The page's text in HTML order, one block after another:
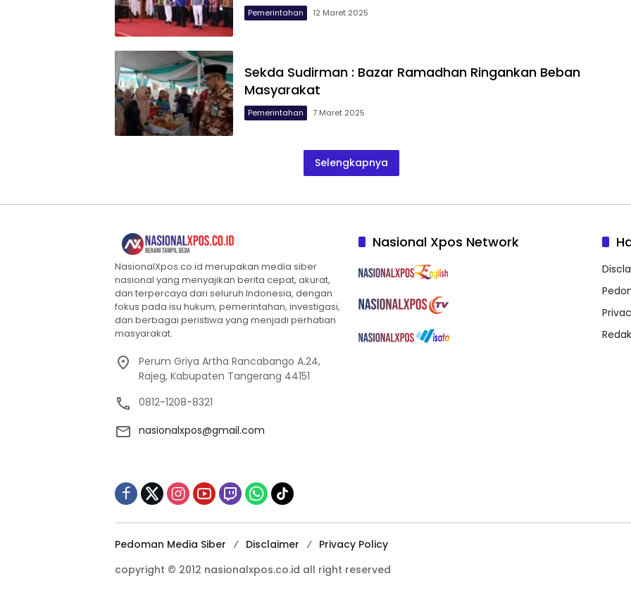
Pemerintahan 12 Maret 2025
Sekda Sudirman : Bazar Ramadhan Ringankan Beban
Masyarakat
Pemerintahan 7 Maret 2025
Selengkapnya
NasionalXpos.co.id merupakan media siber
nasional yang menyajikan berita cepat, akurat,
dan terpercaya dari seluruh Indonesia, dengan
fokus pada isu hukum, pemerintahan, investigasi,
dan berbagai peristiwa yang menjadi perhatian
masyarakat.
Perum Griya Artha Rancabango A.24,
Rajeg, Kabupaten Tangerang 44151
0812-1208-8321
nasionalxpos@gmail.com
Nasional Xpos Network
Pedoman Media Siber Disclaimer
Privacy Policy
copyright © 2012 nasionalxpos.co.id all right reserved